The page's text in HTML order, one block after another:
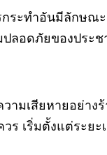
ระทำอันมีลักษณ
ปลอดภัยของประ
มเสียหายอย่าง
ร เริ่มตั้งแต่ระย